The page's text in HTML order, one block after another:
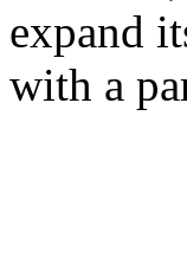
expand
with a